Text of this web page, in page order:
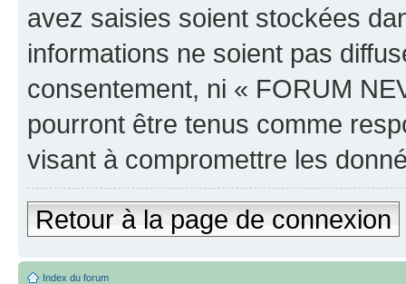
avez saisies soient stockées
informations ne soient pas
consentement, ni « FORUM
pourront être tenus comme
visant à compromettre les
Retour à la page de connexion
Index du forum